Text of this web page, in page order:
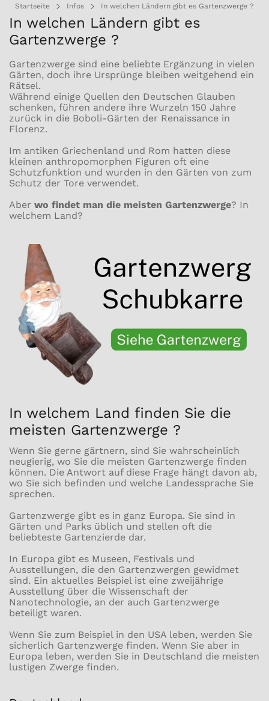
Startseite Infos In welchen Ländern gibt es Gartenzwerge ?
In welchen Ländern gibt es
Gartenzwerge ?
Gartenzwerge sind eine beliebte Ergänzung in vielen
Gärten, doch ihre Ursprünge bleiben weitgehend ein
Rätsel.
Während einige Quellen den Deutschen Glauben
schenken, führen andere ihre Wurzeln 150 Jahre
zurück in die Boboli-Gärten der Renaissance in
Florenz.
Im antiken Griechenland und Rom hatten diese
kleinen anthropomorphen Figuren oft eine
Schutzfunktion und wurden in den Gärten von zum
Schutz der Tore verwendet.
Aber wo findet man die meisten Gartenzwerge? In
welchem Land?
In welchem Land finden Sie die
meisten Gartenzwerge ?
Wenn Sie gerne gärtnern, sind Sie wahrscheinlich
neugierig, wo Sie die meisten Gartenzwerge finden
können. Die Antwort auf diese Frage hängt davon ab,
wo Sie sich befinden und welche Landessprache Sie
sprechen.
Gartenzwerge gibt es in ganz Europa. Sie sind in
Gärten und Parks üblich und stellen oft die
beliebteste Gartenzierde dar.
In Europa gibt es Museen, Festivals und
Ausstellungen, die den Gartenzwergen gewidmet
sind. Ein aktuelles Beispiel ist eine zweijährige
Ausstellung über die Wissenschaft der
Nanotechnologie, an der auch Gartenzwerge
beteiligt waren.
Wenn Sie zum Beispiel in den USA leben, werden Sie
sicherlich Gartenzwerge finden. Wenn Sie aber in
Europa leben, werden Sie in Deutschland die meisten
lustigen Zwerge finden.